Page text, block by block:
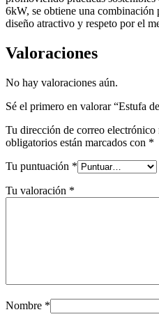
6kW, se obtiene una combinación
diseño atractivo y respeto por el
Valoraciones
No hay valoraciones aún.
Sé el primero en valorar “Estufa
Tu dirección de correo electrónico
obligatorios están marcados con *
Tu puntuación *
Tu valoración *
Nombre *